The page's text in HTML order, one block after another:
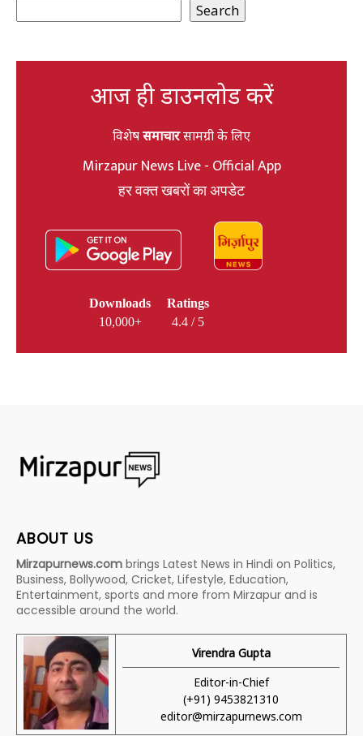
Search
आज ही डाउनलोड करें
विशेषसमाचारसामग्री के लिए
Mirzapur News Live - Official App
हर वक्त खबरों का अपडेट
Downloads
10,000+
Ratings
4.4 / 5
ABOUT US
Mirzapurnews.com brings Latest News in Hindi on Politics,
Business, Bollywood, Cricket, Lifestyle, Education,
Entertainment, sports and more from Mirzapur and is
accessible around the world.
Virendra Gupta
Editor-in-Chief
(+91) 9453821310
editor@mirzapurnews.com